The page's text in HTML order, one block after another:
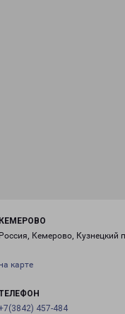
Кемерово, Кузнецкий
карте
457-484